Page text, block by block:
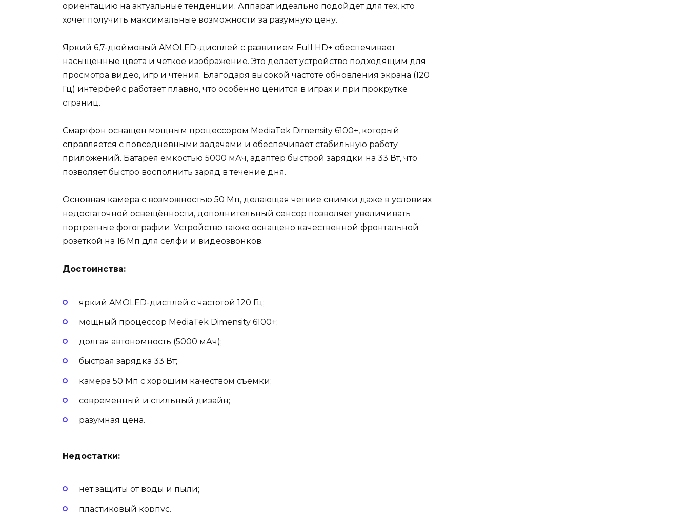
ориентацию на актуальные тенденции. Аппарат идеально подойдёт для тех, кто
хочет получить максимальные возможности за разумную цену.
Яркий 6,7-дюймовый AMOLED-дисплей с развитием Full HD+ обеспечивает
насыщенные цвета и четкое изображение. Это делает устройство подходящим для
просмотра видео, игр и чтения. Благодаря высокой частоте обновления экрана (120
Гц) интерфейс работает плавно, что особенно ценится в играх и при прокрутке
страниц.
Смартфон оснащен мощным процессором MediaTek Dimensity 6100+, который
справляется с повседневными задачами и обеспечивает стабильную работу
приложений. Батарея емкостью 5000 мАч, адаптер быстрой зарядки на 33 Вт, что
позволяет быстро восполнить заряд в течение дня.
Основная камера с возможностью 50 Мп, делающая четкие снимки даже в условиях
недостаточной освещённости, дополнительный сенсор позволяет увеличивать
портретные фотографии. Устройство также оснащено качественной фронтальной
розеткой на 16 Мп для селфи и видеозвонков.
Достоинства:
яркий AMOLED-дисплей с частотой 120 Гц;
мощный процессор MediaTek Dimensity 6100+;
долгая автономность (5000 мАч);
быстрая зарядка 33 Вт;
камера 50 Мп с хорошим качеством съёмки;
современный и стильный дизайн;
разумная цена.
Недостатки:
нет защиты от воды и пыли;
пластиковый корпус.